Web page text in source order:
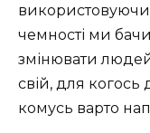
чемності ми
змінювати
свій, для когось
комусь варто